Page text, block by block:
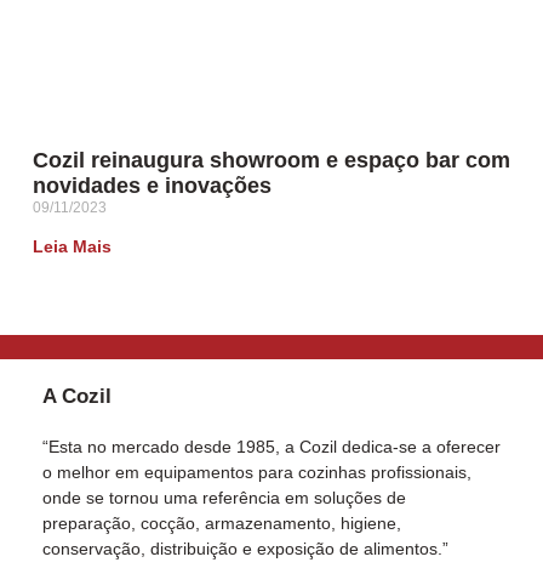
Cozil reinaugura showroom e espaço bar com
novidades e inovações
09/11/2023
Leia Mais
A Cozil
“Esta no mercado desde 1985, a Cozil dedica-se a oferecer
o melhor em equipamentos para cozinhas profissionais,
onde se tornou uma referência em soluções de
preparação, cocção, armazenamento, higiene,
conservação, distribuição e exposição de alimentos.”